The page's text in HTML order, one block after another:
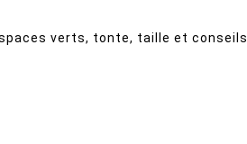
verts, tonte, taille et conseils